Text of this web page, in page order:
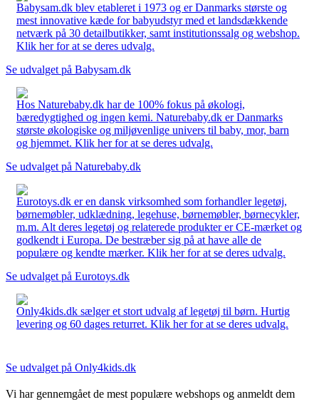
Babysam.dk blev etableret i 1973 og er Danmarks største og
mest innovative kæde for babyudstyr med et landsdækkende
netværk på 30 detailbutikker, samt institutionssalg og webshop.
Klik her for at se deres udvalg.
Se udvalget på Babysam.dk
Hos Naturebaby.dk har de 100% fokus på økologi,
bæredygtighed og ingen kemi. Naturebaby.dk er Danmarks
største økologiske og miljøvenlige univers til baby, mor, barn
og hjemmet. Klik her for at se deres udvalg.
Se udvalget på Naturebaby.dk
Eurotoys.dk er en dansk virksomhed som forhandler legetøj,
børnemøbler, udklædning, legehuse, børnemøbler, børnecykler,
m.m. Alt deres legetøj og relaterede produkter er CE-mærket og
godkendt i Europa. De bestræber sig på at have alle de
populære og kendte mærker. Klik her for at se deres udvalg.
Se udvalget på Eurotoys.dk
Only4kids.dk sælger et stort udvalg af legetøj til børn. Hurtig
levering og 60 dages returret. Klik her for at se deres udvalg.
Se udvalget på Only4kids.dk
Vi har gennemgået de mest populære webshops og anmeldt dem